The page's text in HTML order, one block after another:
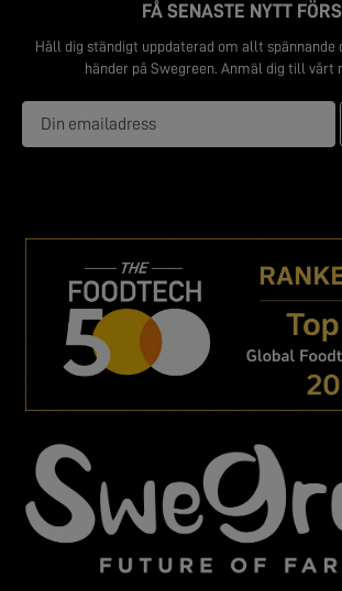
FÅ SENASTE NYTT
Håll dig ständigt uppdaterad om allt spännande
händer på Swegreen. Anmäl dig till vårt